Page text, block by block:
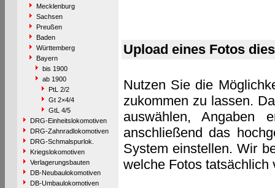
Mecklenburg
Sachsen
Preußen
Baden
Württemberg
Bayern
bis 1900
ab 1900
PtL 2/2
Gt 2×4/4
GtL 4/5
DRG-Einheitslokomotiven
DRG-Zahnradlokomotiven
DRG-Schmalspurlok.
Kriegslokomotiven
Verlagerungsbauten
DB-Neubaulokomotiven
DB-Umbaulokomotiven
Upload eines Fotos
Nutzen Sie die
zukommen zu lassen.
auswählen, Angaben
anschließend das
System einstellen. Wir
welche Fotos tatsächlich